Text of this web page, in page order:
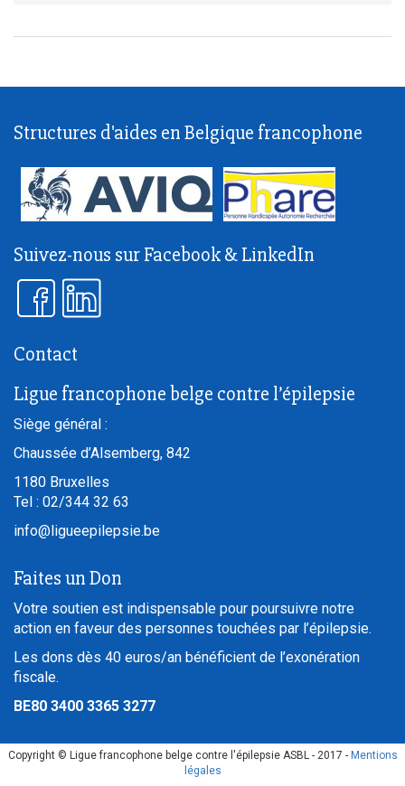
Structures d'aides en Belgique francophone
Suivez-nous sur Facebook & LinkedIn
Contact
Ligue francophone belge contre l’épilepsie
Siège général :
Chaussée d’Alsemberg, 842
1180 Bruxelles
Tel : 02/344 32 63
info@ligueepilepsie.be
Faites un Don
Votre soutien est indispensable pour poursuivre notre
action en faveur des personnes touchées par l’épilepsie.
Les dons dès 40 euros/an bénéficient de l’exonération
fiscale.
BE80 3400 3365 3277
Copyright © Ligue francophone belge contre l'épilepsie ASBL - 2017 - Mentions
légales